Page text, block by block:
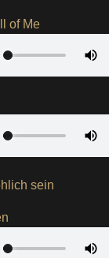
of Me
sein